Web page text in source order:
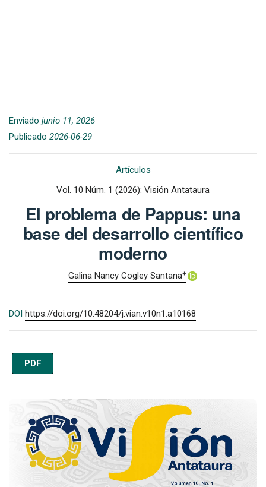
Enviado junio 11, 2026
Publicado 2026-06-29
Artículos
Vol. 10 Núm. 1 (2026): Visión Antataura
El problema de Pappus: una
base del desarrollo científico
moderno
Galina Nancy Cogley Santana+
DOI https://doi.org/10.48204/j.vian.v10n1.a10168
PDF
Imagen de portada